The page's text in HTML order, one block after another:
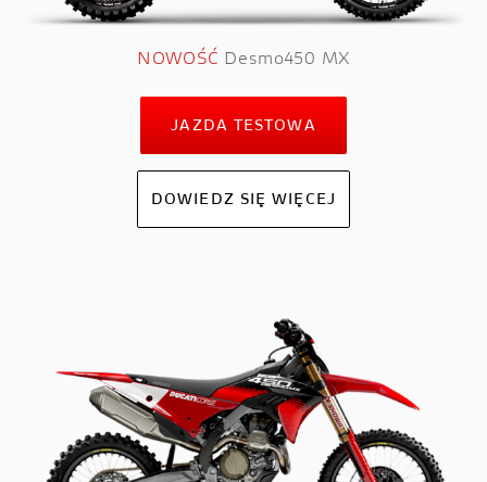
NOWOŚĆ Desmo450 MX
JAZDA TESTOWA
DOWIEDZ SIĘ WIĘCEJ